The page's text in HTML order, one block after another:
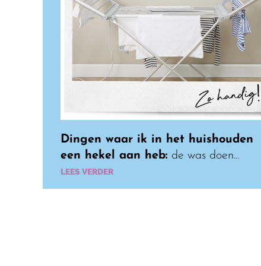
Dingen waar ik in het huishouden
een hekel aan heb: de was doen…
LEES VERDER